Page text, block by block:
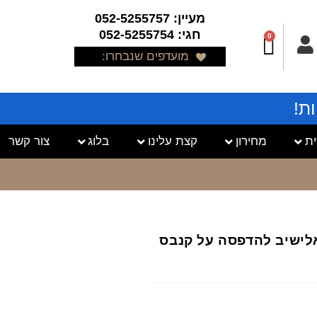
0
מעיין: 052-5255757
חגי: 052-5255754
מועדפים שנבחרו:
מחירון קצת עלינו בלוג צור קשר
אלישיב להדפסה על קנבס